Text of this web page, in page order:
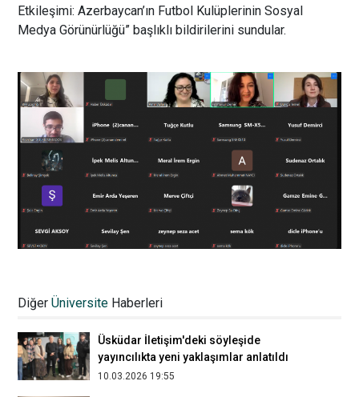
Etkileşimi: Azerbaycan’ın Futbol Kulüplerinin Sosyal
Medya Görünürlüğü” başlıklı bildirilerini sundular.
DiğerÜniversite Haberleri
Üsküdar İletişim'deki söyleşide
yayıncılıkta yeni yaklaşımlar anlatıldı
10.03.2026 19:55